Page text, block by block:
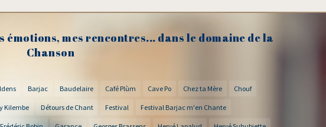
émotions, mes rencontres... dans le domaine de la
Chanson
Barjac Baudelaire Café Plùm Cave Po Chez ta Mère Chouf
Kilembe Détours de Chant Festival Festival Barjac m'en Chante